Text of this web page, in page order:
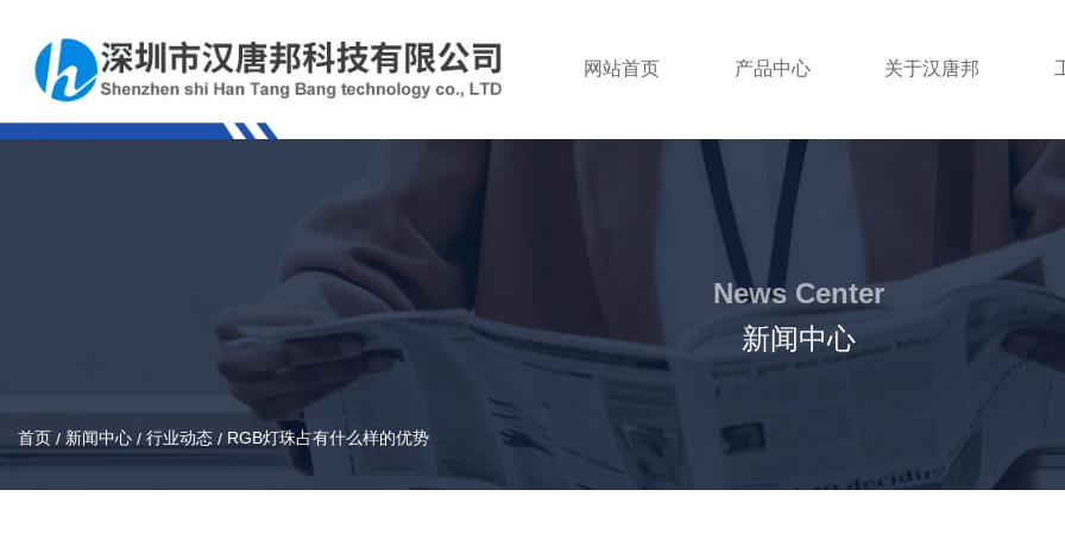
网站首页 产品中心 关于汉唐邦
News Center
新闻中心
首页 / 新闻中心 / 行业动态 / RGB灯珠占有什么样的优势